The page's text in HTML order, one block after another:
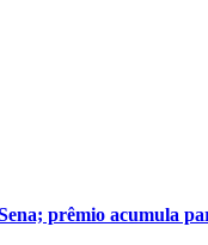
prêmio acumula